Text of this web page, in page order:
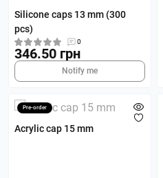
Silicone caps 13 mm (300
pcs)
0
346.50 грн
Notify me
Pre-order
Acrylic cap 15 mm